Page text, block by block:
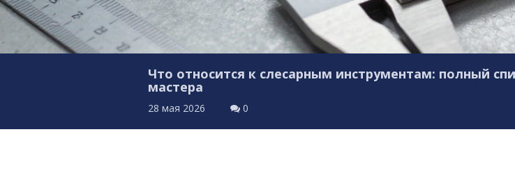
Что относится к слесарным инструментам: полный
мастера
28 мая 2026 0